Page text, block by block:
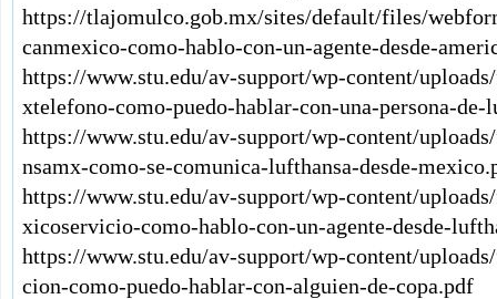
https://tlajomulco.gob.mx/sites/default/files/
canmexico-como-hablo-con-un-agente-desde-
https://www.stu.edu/av-support/wp-content/
xtelefono-como-puedo-hablar-con-una-persona-de-
https://www.stu.edu/av-support/wp-content/
nsamx-como-se-comunica-lufthansa-desde-
https://www.stu.edu/av-support/wp-content/
xicoservicio-como-hablo-con-un-agente-desde-
https://www.stu.edu/av-support/wp-content/
cion-como-puedo-hablar-con-alguien-de-copa.pdf